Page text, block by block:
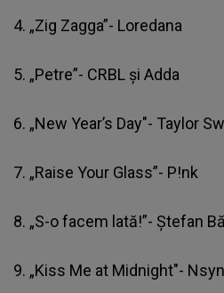
4. „Zig Zagga”- Loredana
5. „Petre”- CRBL și Adda
6. „New Year’s Day"- Taylor
7. „Raise Your Glass”- P!nk
8. „S-o facem lată!”- Ştefan
9. „Kiss Me at Midnight"-